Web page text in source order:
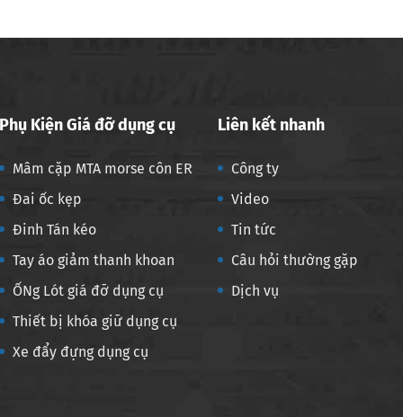
Kiện Giá đỡ dụng cụ
Mâm cặp MTA morse côn ER
Đai ốc kẹp
Đinh Tán kéo
Tay áo giảm thanh khoan
ỐNg Lót giá đỡ dụng cụ
Thiết bị khóa giữ dụng cụ
Xe đẩy đựng dụng cụ
Liên kết nhanh
Công ty
Video
Tin tức
Câu hỏi thường gặp
Dịch vụ